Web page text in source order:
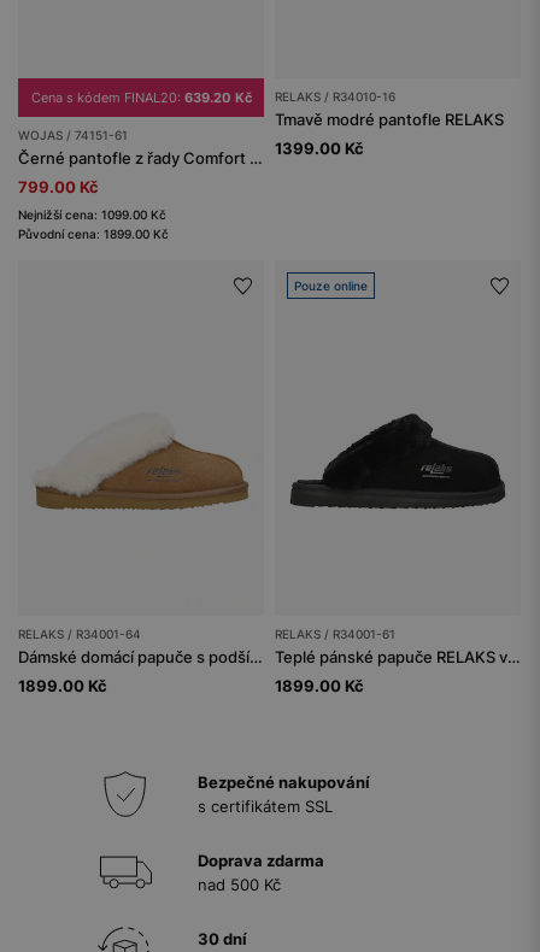
Cena s kódem FINAL20: 639.20 Kč
WOJAS / 74151-61
Černé pantofle z řady Comfort z velurové štípané useně
799.00 Kč
Nejnižší cena: 1099.00 Kč
Původní cena: 1899.00 Kč
RELAKS / R34010-16
Tmavě modré pantofle RELAKS
1399.00 Kč
RELAKS / R34001-64
Dámské domácí papuče s podšívkou z měkké ovčí kůže
1899.00 Kč
Pouze online
RELAKS / R34001-61
Teplé pánské papuče RELAKS v černé barvě
1899.00 Kč
Bezpečné nakupování
s certifikátem SSL
Doprava zdarma
nad 500 Kč
30 dní